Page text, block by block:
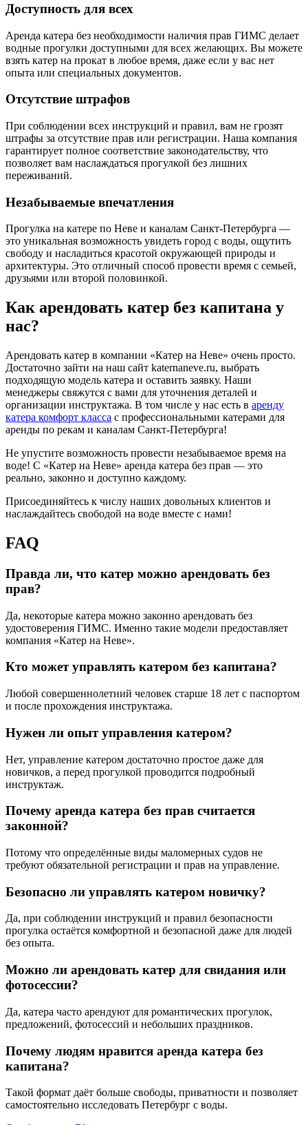
Доступность для всех
Аренда катера без необходимости наличия прав ГИМС делает
водные прогулки доступными для всех желающих. Вы можете
взять катер на прокат в любое время, даже если у вас нет
опыта или специальных документов.
Отсутствие штрафов
При соблюдении всех инструкций и правил, вам не грозят
штрафы за отсутствие прав или регистрации. Наша компания
гарантирует полное соответствие законодательству, что
позволяет вам наслаждаться прогулкой без лишних
переживаний.
Незабываемые впечатления
Прогулка на катере по Неве и каналам Санкт-Петербурга —
это уникальная возможность увидеть город с воды, ощутить
свободу и насладиться красотой окружающей природы и
архитектуры. Это отличный способ провести время с семьей,
друзьями или второй половинкой.
Как арендовать катер без капитана у
нас?
Арендовать катер в компании «Катер на Неве» очень просто.
Достаточно зайти на наш сайт katernaneve.ru, выбрать
подходящую модель катера и оставить заявку. Наши
менеджеры свяжутся с вами для уточнения деталей и
организации инструктажа. В том числе у нас есть в аренду
катера комфорт класса с профессиональными катерами для
аренды по рекам и каналам Санкт-Петербурга!
Не упустите возможность провести незабываемое время на
воде! С «Катер на Неве» аренда катера без прав — это
реально, законно и доступно каждому.
Присоединяйтесь к числу наших довольных клиентов и
наслаждайтесь свободой на воде вместе с нами!
FAQ
Правда ли, что катер можно арендовать без
прав?
Да, некоторые катера можно законно арендовать без
удостоверения ГИМС. Именно такие модели предоставляет
компания «Катер на Неве».
Кто может управлять катером без капитана?
Любой совершеннолетний человек старше 18 лет с паспортом
и после прохождения инструктажа.
Нужен ли опыт управления катером?
Нет, управление катером достаточно простое даже для
новичков, а перед прогулкой проводится подробный
инструктаж.
Почему аренда катера без прав считается
законной?
Потому что определённые виды маломерных судов не
требуют обязательной регистрации и прав на управление.
Безопасно ли управлять катером новичку?
Да, при соблюдении инструкций и правил безопасности
прогулка остаётся комфортной и безопасной даже для людей
без опыта.
Можно ли арендовать катер для свидания или
фотосессии?
Да, катера часто арендуют для романтических прогулок,
предложений, фотосессий и небольших праздников.
Почему людям нравится аренда катера без
капитана?
Такой формат даёт больше свободы, приватности и позволяет
самостоятельно исследовать Петербург с воды.